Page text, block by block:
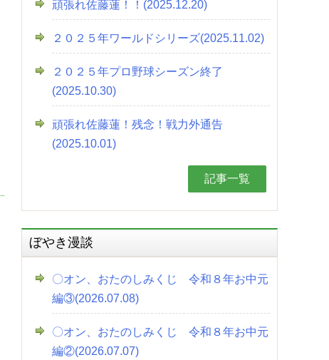
頑張れ佐藤蓮！！(2025.12.20)
２０２５年ワールドシリーズ(2025.11.02)
２０２５年プロ野球シーズン終了
(2025.10.30)
頑張れ佐藤蓮！残念！戦力外通告
(2025.10.01)
記事一覧
ぼやき漫談
〇オン、おたのしみくじ 令和８年お中元
編③(2026.07.08)
〇オン、おたのしみくじ 令和８年お中元
編②(2026.07.07)